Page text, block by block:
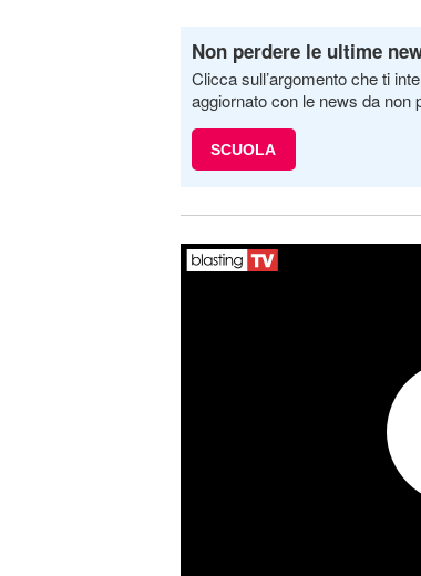
Non perdere le ultime
Clicca sull’argomento che ti
aggiornato con le news da non
SCUOLA